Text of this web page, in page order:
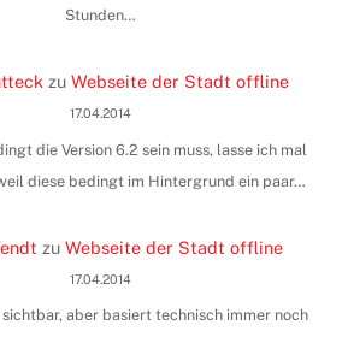
Stunden…
zuWebseite der Stadt offline
17.04.2014
die Version 6.2 sein muss, lasse ich mal
diese bedingt im Hintergrund ein paar…
zuWebseite der Stadt offline
17.04.2014
aber basiert technisch immer noch